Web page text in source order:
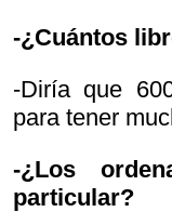
-¿Cuántos
-Diría que
para tener
-¿Los
particular?